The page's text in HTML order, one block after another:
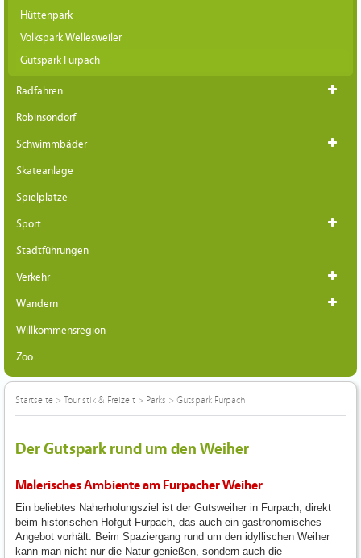
Hüttenpark
Volkspark Wellesweiler
Gutspark Furpach
Radfahren
Robinsondorf
Schwimmbäder
Skateanlage
Spielplätze
Sport
Stadtführungen
Verkehr
Wandern
Willkommensregion
Zoo
Startseite > Touristik & Freizeit > Parks > Gutspark Furpach
Der Gutspark rund um den Weiher
Malerisches Ambiente am Furpacher Weiher
Ein beliebtes Naherholungsziel ist der Gutsweiher in Furpach, direkt
beim historischen Hofgut Furpach, das auch ein gastronomisches
Angebot vorhält. Beim Spaziergang rund um den idyllischen Weiher
kann man nicht nur die Natur genießen, sondern auch die